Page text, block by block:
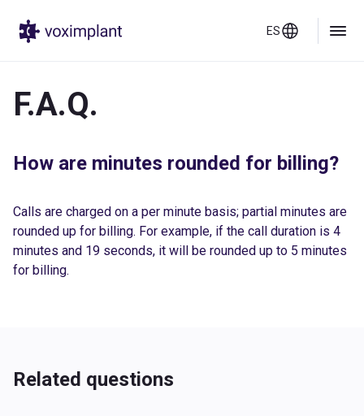
ES
F.A.Q.
How are minutes rounded for billing?
Calls are charged on a per minute basis; partial minutes are
rounded up for billing. For example, if the call duration is 4
minutes and 19 seconds, it will be rounded up to 5 minutes
for billing.
Related questions